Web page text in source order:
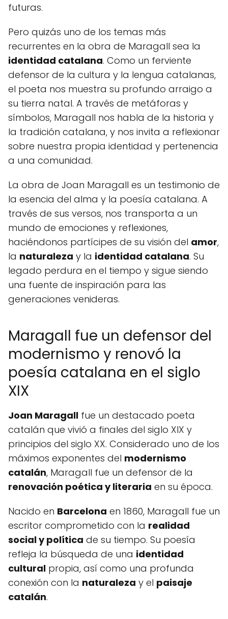
futuras.
Pero quizás uno de los temas más
recurrentes en la obra de Maragall sea la
identidad catalana. Como un ferviente
defensor de la cultura y la lengua catalanas,
el poeta nos muestra su profundo arraigo a
su tierra natal. A través de metáforas y
símbolos, Maragall nos habla de la historia y
la tradición catalana, y nos invita a reflexionar
sobre nuestra propia identidad y pertenencia
a una comunidad.
La obra de Joan Maragall es un testimonio de
la esencia del alma y la poesía catalana. A
través de sus versos, nos transporta a un
mundo de emociones y reflexiones,
haciéndonos partícipes de su visión del amor,
la naturaleza y la identidad catalana. Su
legado perdura en el tiempo y sigue siendo
una fuente de inspiración para las
generaciones venideras.
Maragall fue un defensor del
modernismo y renovó la
poesía catalana en el siglo
XIX
Joan Maragall fue un destacado poeta
catalán que vivió a finales del siglo XIX y
principios del siglo XX. Considerado uno de los
máximos exponentes del modernismo
catalán, Maragall fue un defensor de la
renovación poética y literaria en su época.
Nacido en Barcelona en 1860, Maragall fue un
escritor comprometido con la realidad
social y política de su tiempo. Su poesía
refleja la búsqueda de una identidad
cultural propia, así como una profunda
conexión con la naturaleza y el paisaje
catalán.